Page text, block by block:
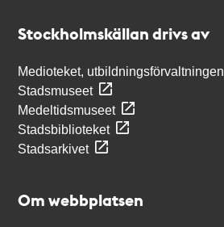
Stockholmskällan drivs av
Medioteket, utbildningsförvaltningen
Stadsmuseet
Medeltidsmuseet
Stadsbiblioteket
Stadsarkivet
Om webbplatsen